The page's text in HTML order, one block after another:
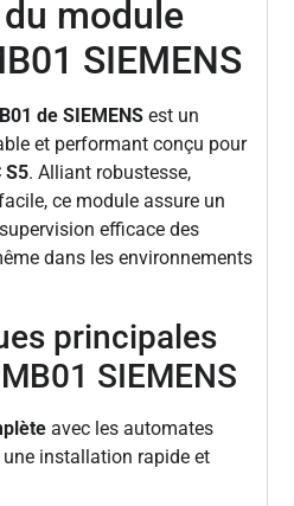
module
SIEMENS
de SIEMENS est un
et performant conçu pour
S5. Alliant robustesse,
ce module assure un
efficace des
dans les environnements
principales
SIEMENS
avec les automates
une installation rapide et